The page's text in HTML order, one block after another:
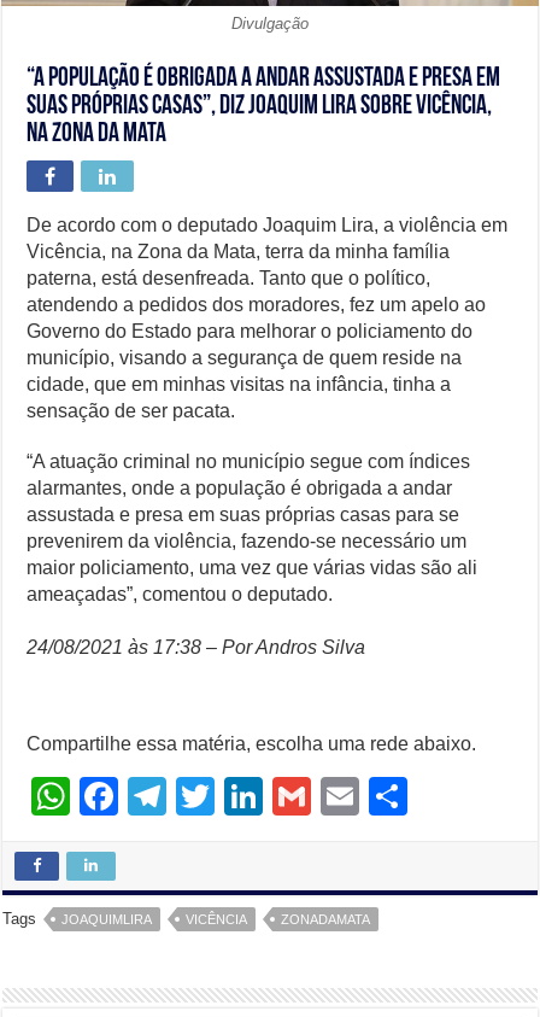
Divulgação
“A população é obrigada a andar assustada e presa em
suas próprias casas”, diz Joaquim Lira sobre Vicência,
na Zona da Mata
De acordo com o deputado Joaquim Lira, a violência em
Vicência, na Zona da Mata, terra da minha família
paterna, está desenfreada. Tanto que o político,
atendendo a pedidos dos moradores, fez um apelo ao
Governo do Estado para melhorar o policiamento do
município, visando a segurança de quem reside na
cidade, que em minhas visitas na infância, tinha a
sensação de ser pacata.
“A atuação criminal no município segue com índices
alarmantes, onde a população é obrigada a andar
assustada e presa em suas próprias casas para se
prevenirem da violência, fazendo-se necessário um
maior policiamento, uma vez que várias vidas são ali
ameaçadas”, comentou o deputado.
24/08/2021 às 17:38 – Por Andros Silva
Compartilhe essa matéria, escolha uma rede abaixo.
W
at
s
p
F
e
o
T
gr
m
T
er
Li
e
n
G
E
Tags JOAQUIMLIRA VICÊNCIA ZONADAMATA